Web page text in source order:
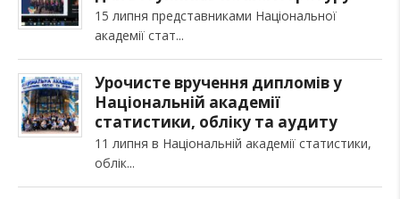
15 липня представниками Національної
академії стат
Урочисте вручення дипломів у
Національній академії
статистики, обліку та аудиту
11 липня в Національній академії статистики,
облік